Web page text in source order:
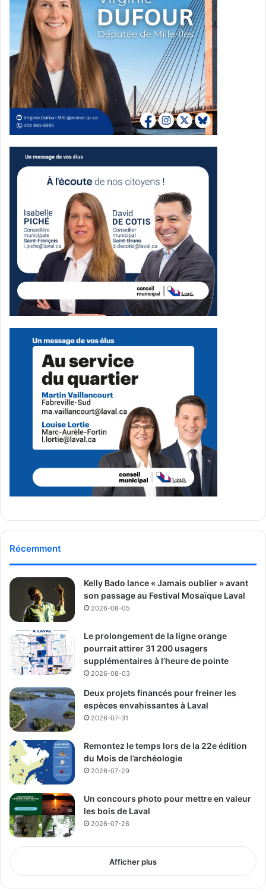
Un mouvement qui dit être porté par
l’énergie de ses membres
Aux côtés de M. Mayer, le chef intérimaire Achille Cifelli,
les conseillers David De Cotis (Saint-Bruno) et Isabelle
Piché (Saint-François), ainsi que les candidats désignés
dans les différents districts, ont animé les échanges avec
la foule.
« L’énergie que nous avons ressentie ce soir est celle d’un
mouvement prêt à bâtir un avenir différent pour Laval », a
déclaré Achille Cifelli. « Nous sommes ancrés dans les
besoins réels des citoyens et prêts à offrir une
gouvernance de proximité ! »
Média Laval
See Full Bio
Publicité sponsorisée par la conseillère municipale de Saint-François et David
De Cotis, conseiller municipal de Saint-Bruno
Récemment
Kelly Bado lance « Jamais oublier » avant
son passage au Festival Mosaïque Laval
2026-08-05
Le prolongement de la ligne orange
pourrait attirer 31 200 usagers
supplémentaires à l’heure de pointe
2026-08-03
Deux projets financés pour freiner les
espèces envahissantes à Laval
2026-07-31
Remontez le temps lors de la 22e édition
du Mois de l’archéologie
2026-07-29
Un concours photo pour mettre en valeur
les bois de Laval
2026-07-28
Afficher plus